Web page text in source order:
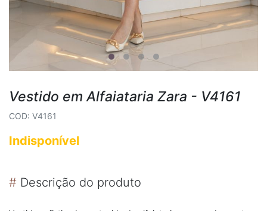
Vestido em Alfaiataria Zara - V4161
COD: V4161
Indisponível
# Descrição do produto